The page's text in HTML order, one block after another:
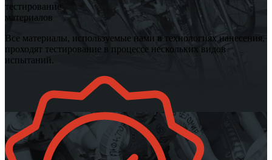
тестирование
материалов
Все материалы, используемые нами в технологиях нанесения,
проходят тестирование в процессе нескольких видов
испытаний.